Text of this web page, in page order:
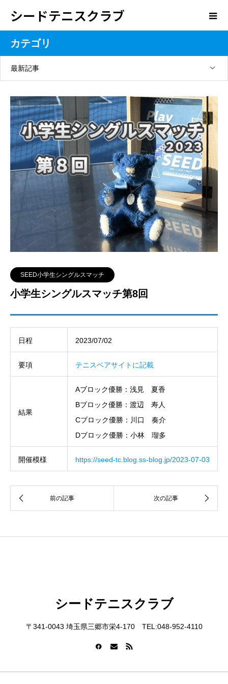
シードテニスクラブ
カテゴリ
最新記事
SEED小学生シングルスマッチ
小学生シングルスマッチ第8回
日程 2023/07/02
要項 テニスベアサイトに記載
結果
Aブロック優勝：浅見 夏香
Bブロック優勝：渡辺 寿人
Cブロック優勝：川口 奏介
Dブロック優勝：小林 瑠多
開催模様 https://seed-tc.blog.ss-blog.jp/2023-07-03
シードテニスクラブ
〒341-0043 埼玉県三郷市栄4-170 TEL:048-952-4110